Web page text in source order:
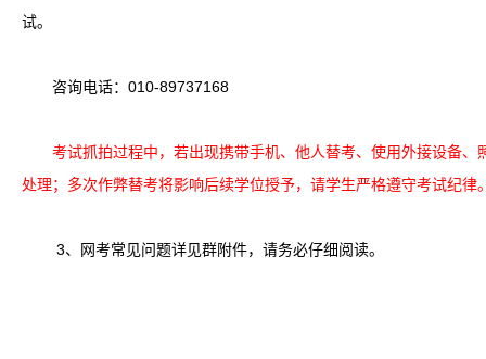
试。
咨询电话：010-89737168
考试抓拍过程中，若出现携带手机、他人替考、使用外接设备
处理；多次作弊替考将影响后续学位授予，请学生严格遵守考试纪律
3、 网考常见问题详见群附件，请务必仔细阅读。